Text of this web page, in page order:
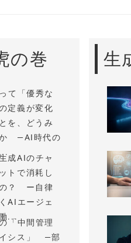
の巻
て「優秀な
定義が変化
を、どうみ
か —AI時代の
成AIのチャ
トで消耗し
？ ー自律
AIエージェ
...
「中間管理
シス」 —部
生